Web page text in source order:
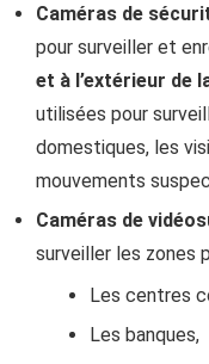
Caméras de
pour surveiller et
et à l’extérieur de
utilisées pour
domestiques, les
mouvements
Caméras de
surveiller les zones
Les centres
Les banques,